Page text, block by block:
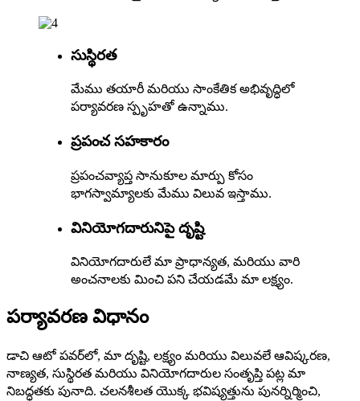
సుస్థిరత
మేము తయారీ మరియు సాంకేతిక అభివృద్ధిలో
పర్యావరణ స్పృహతో ఉన్నాము.
ప్రపంచ సహకారం
ప్రపంచవ్యాప్త సానుకూల మార్పు కోసం
భాగస్వామ్యాలకు మేము విలువ ఇస్తాము.
వినియోగదారునిపై దృష్టి
వినియోగదారులే మా ప్రాధాన్యత, మరియు వారి
అంచనాలకు మించి పని చేయడమే మా లక్ష్యం.
పర్యావరణ విధానం
డాచి ఆటో పవర్‌లో, మా దృష్టి, లక్ష్యం మరియు విలువలే ఆవిష్కరణ,
నాణ్యత, సుస్థిరత మరియు వినియోగదారుల సంతృప్తి పట్ల మా
నిబద్ధతకు పునాది. చలనశీలత యొక్క భవిష్యత్తును పునర్నిర్మించి,